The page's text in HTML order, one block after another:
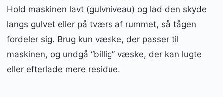
Hold maskinen lavt (gulvniveau) og lad den skyde
langs gulvet eller på tværs af rummet, så tågen
fordeler sig. Brug kun væske, der passer til
maskinen, og undgå “billig” væske, der kan lugte
eller efterlade mere residue.